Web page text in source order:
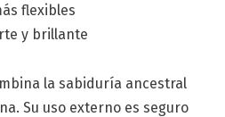
flexibles
y brillante
la sabiduría ancestral
Su uso externo es seguro